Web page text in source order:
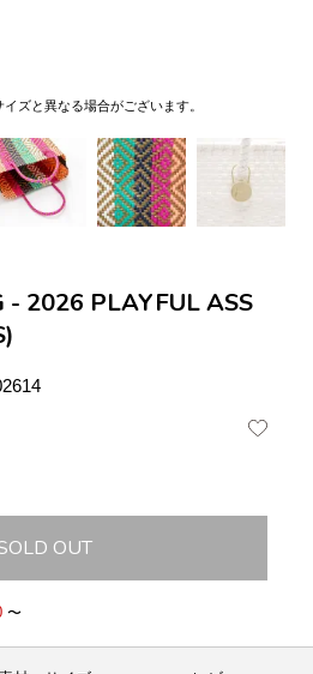
ズと異なる場合がございます。
- 2026 PLAYFUL ASS
OUT
〜